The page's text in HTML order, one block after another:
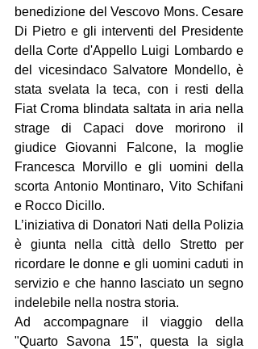
benedizione del Vescovo Mons. Cesare
Di Pietro e gli interventi del Presidente
della Corte d'Appello Luigi Lombardo e
del vicesindaco Salvatore Mondello, è
stata svelata la teca, con i resti della
Fiat Croma blindata saltata in aria nella
strage di Capaci dove morirono il
giudice Giovanni Falcone, la moglie
Francesca Morvillo e gli uomini della
scorta Antonio Montinaro, Vito Schifani
e Rocco Dicillo.
L’iniziativa di Donatori Nati della Polizia
è giunta nella città dello Stretto per
ricordare le donne e gli uomini caduti in
servizio e che hanno lasciato un segno
indelebile nella nostra storia.
Ad accompagnare il viaggio della
"Quarto Savona 15", questa la sigla